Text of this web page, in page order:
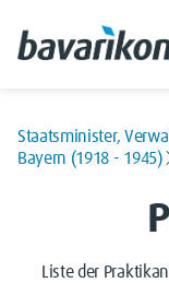
Staatsminister,
Bayern (1918 - 1945)
Liste der